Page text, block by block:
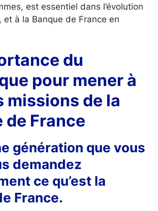
est essentiel dans l’évolution
et à la Banque de France en
du
pour mener à
missions de la
de France
génération que vous
demandez
ce qu’est la
France.